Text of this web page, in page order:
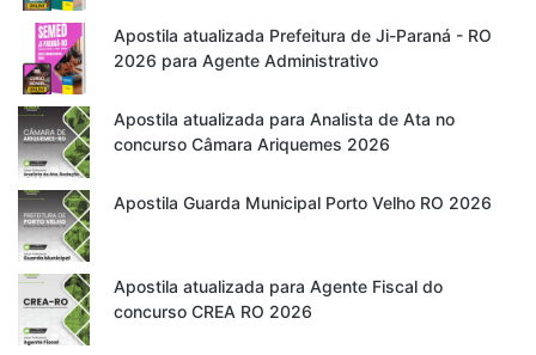
Apostila atualizada Prefeitura de Ji-Paraná - RO
2026 para Agente Administrativo
Apostila atualizada para Analista de Ata no
concurso Câmara Ariquemes 2026
Apostila Guarda Municipal Porto Velho RO 2026
Apostila atualizada para Agente Fiscal do
concurso CREA RO 2026